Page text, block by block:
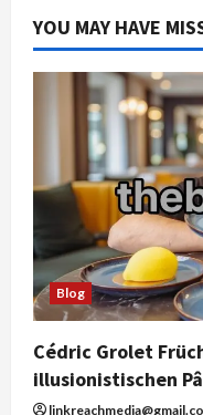
YOU MAY HAVE
Blog
Cédric Grolet
illusionistischen